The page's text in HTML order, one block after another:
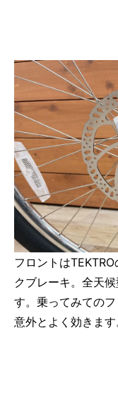
フロントは
クブレーキ。全天
す。乗ってみての
意外とよく効きます